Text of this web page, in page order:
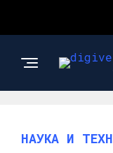
НАУКА И